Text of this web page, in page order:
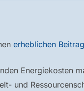
erheblichen
Energiekosten
und